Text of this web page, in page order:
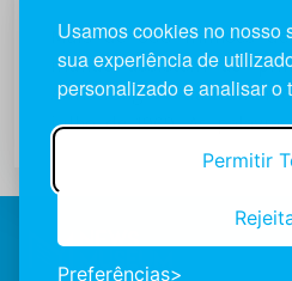
Usamos cookies no nosso
sua experiência de
personalizado e analisar o
Permitir
Preferências
Mais de 500 milhões
mundo assistem ao
Armstrong – e da
julho de 1969. As
americano
eventos mediáticos...